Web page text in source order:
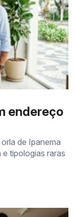
endereço
de Ipanema
tipologias raras